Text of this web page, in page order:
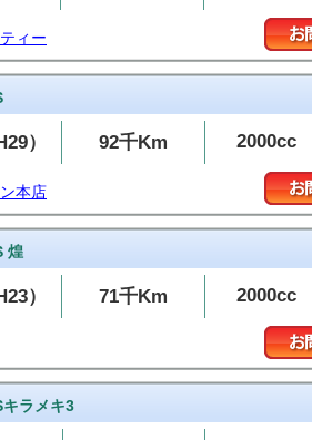
ィー
） 92千Km 2000cc
本店
煌
） 71千Km 2000cc
キラメキ3